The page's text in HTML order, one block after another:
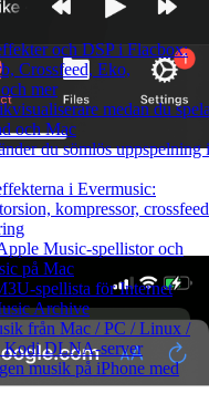
och DSP i Flacbox:
Crossfeed, Eko,
mer
medan du
och Mac
du sömlös uppspelning i
i Evermusic:
kompressor, crossfeed
Music-spellistor och
på Mac
spellista för Internet
Archive
från Mac / PC / Linux /
Kodi DLNA-server
musik på iPhone med